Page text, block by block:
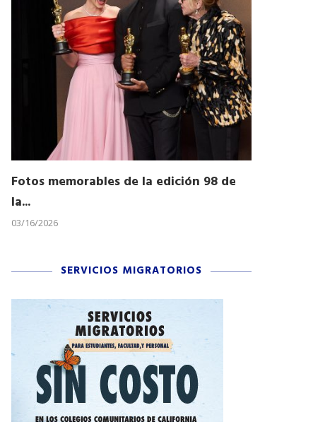
Fotos memorables de la edición 98 de
la...
03/16/2026
SERVICIOS MIGRATORIOS